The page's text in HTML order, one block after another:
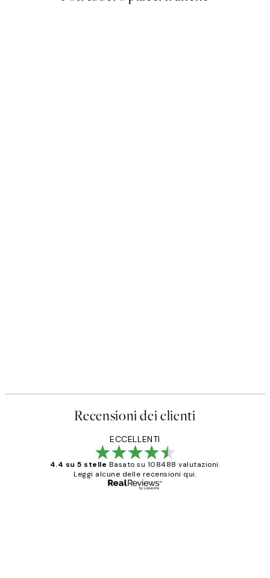
Recensioni dei clienti
ECCELLENTI
4.4 su 5 stelle Basato su 108488 valutazioni.
Leggi alcune delle recensioni qui.